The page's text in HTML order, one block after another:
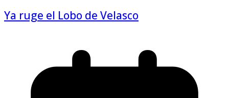
Ya ruge el Lobo de Velasco